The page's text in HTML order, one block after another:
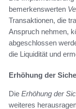
bemerkenswerten
Transaktionen, die
Anspruch nehmen,
abgeschlossen
die Liquidität und
Erhöhung der
Die Erhöhung der
weiteres